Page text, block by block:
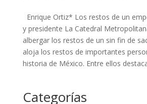
Enrique Ortiz* Los restos de un
y presidente La Catedral
albergar los restos de un sin fin de
aloja los restos de importantes
historia de México. Entre ellos
Categorías